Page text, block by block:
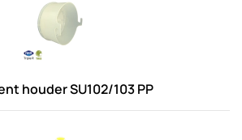
houder SU102/103 PP